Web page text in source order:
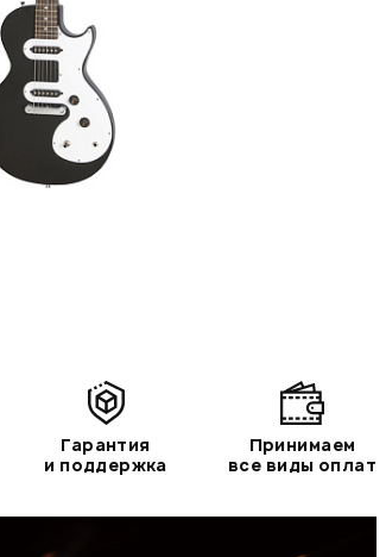
Гарантия
и поддержка
Принимаем
все виды оплат